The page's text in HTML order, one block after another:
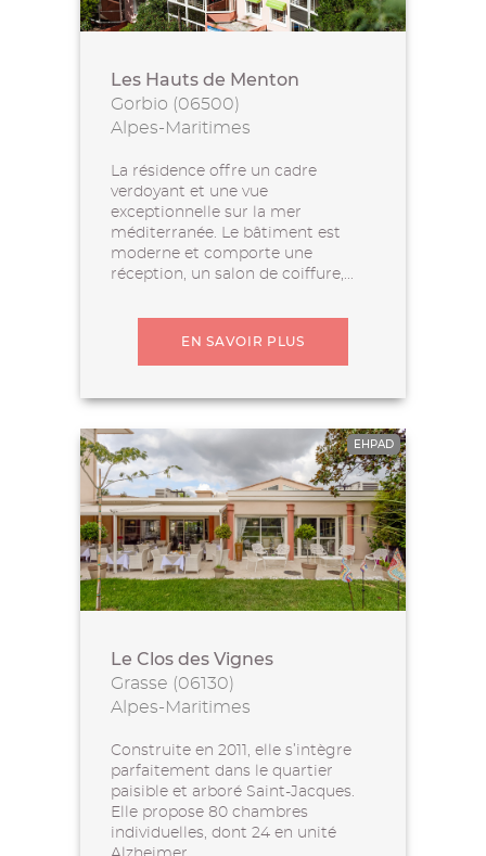
Les Hauts de Menton
Gorbio (06500)
Alpes-Maritimes
La résidence offre un cadre
verdoyant et une vue
exceptionnelle sur la mer
méditerranée. Le bâtiment est
moderne et comporte une
réception, un salon de coiffure,...
EN SAVOIR PLUS
EHPAD
Le Clos des Vignes
Grasse (06130)
Alpes-Maritimes
Construite en 2011, elle s’intègre
parfaitement dans le quartier
paisible et arboré Saint-Jacques.
Elle propose 80 chambres
individuelles, dont 24 en unité